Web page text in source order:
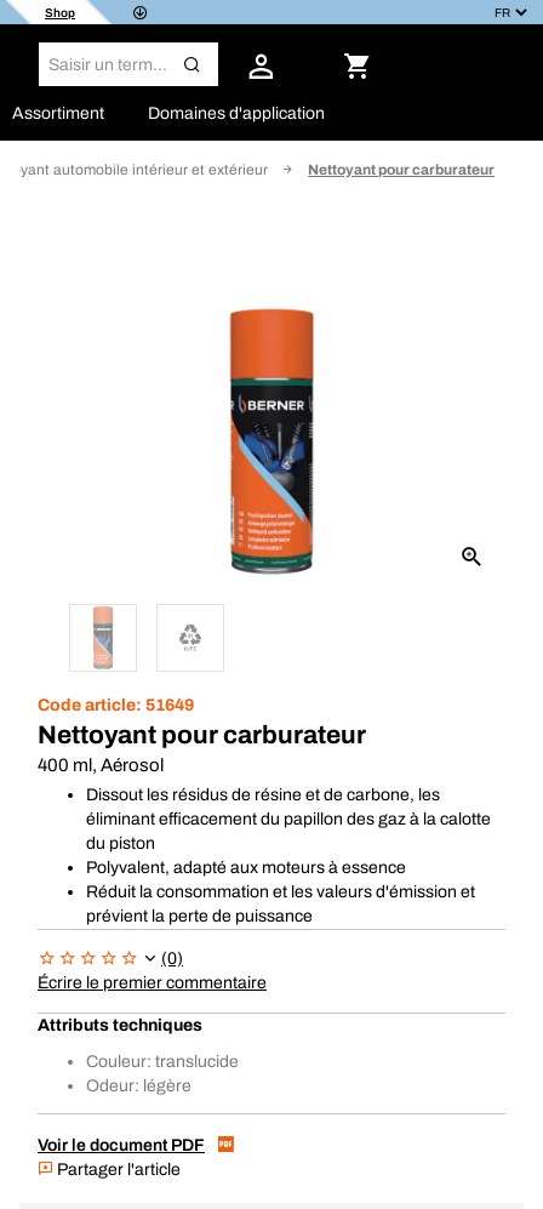
Shop
Assortiment Domaines d'application
automobile intérieur et extérieur Nettoyant pour carburateur
Code article: 51649
Nettoyant pour carburateur
400 ml, Aérosol
Dissout les résidus de résine et de carbone, les
éliminant efficacement du papillon des gaz à la calotte
du piston
Polyvalent, adapté aux moteurs à essence
Réduit la consommation et les valeurs d'émission et
prévient la perte de puissance
(0)
Écrire le premier commentaire
Attributs techniques
Couleur: translucide
Odeur: légère
Voir le document PDF
Partager l'article